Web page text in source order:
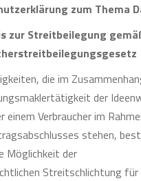
zum Thema
zur Streitbeilegung
die im
der
einem Verbraucher im
stehen,
Möglichkeit der
Streitschlichtung